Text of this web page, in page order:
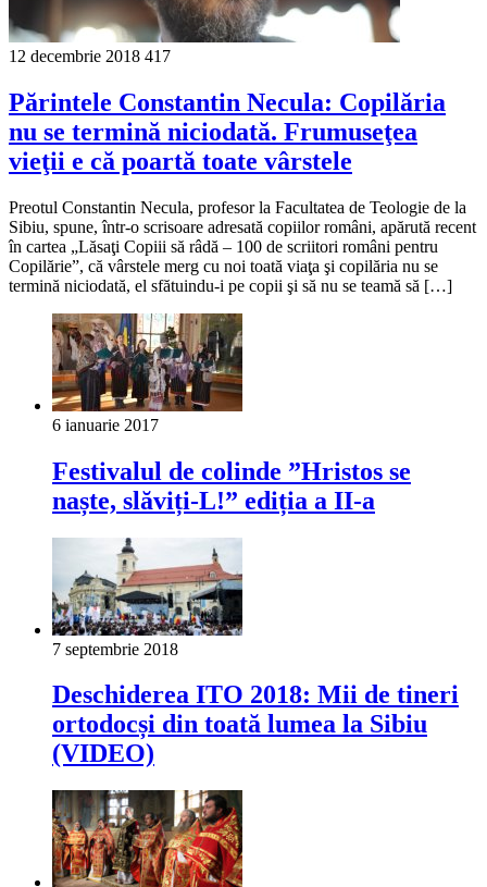
12 decembrie 2018 417
Părintele Constantin Necula: Copilăria
nu se termină niciodată. Frumuseţea
vieţii e că poartă toate vârstele
Preotul Constantin Necula, profesor la Facultatea de Teologie de la
Sibiu, spune, într-o scrisoare adresată copiilor români, apărută recent
în cartea „Lăsaţi Copiii să râdă – 100 de scriitori români pentru
Copilărie”, că vârstele merg cu noi toată viaţa şi copilăria nu se
termină niciodată, el sfătuindu-i pe copii şi să nu se teamă să […]
6 ianuarie 2017
Festivalul de colinde ”Hristos se
naște, slăviți-L!” ediția a II-a
7 septembrie 2018
Deschiderea ITO 2018: Mii de tineri
ortodocși din toată lumea la Sibiu
(VIDEO)